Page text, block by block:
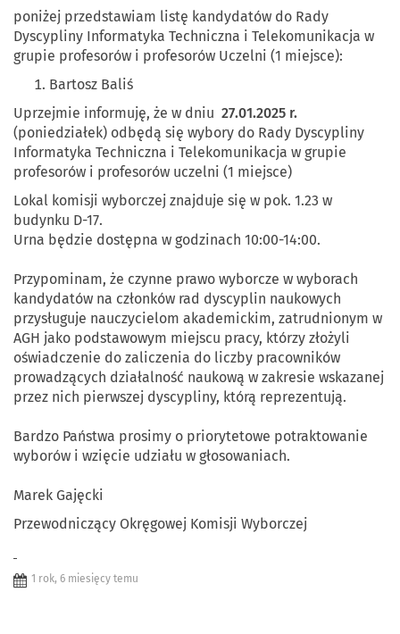
poniżej przedstawiam listę kandydatów do Rady
Dyscypliny Informatyka Techniczna i Telekomunikacja w
grupie profesorów i profesorów Uczelni (1 miejsce):
Bartosz Baliś
Uprzejmie informuję, że w dniu 27.01.2025 r.
(poniedziałek) odbędą się wybory do Rady Dyscypliny
Informatyka Techniczna i Telekomunikacja w grupie
profesorów i profesorów uczelni (1 miejsce)
Lokal komisji wyborczej znajduje się w pok. 1.23 w
budynku D-17.
Urna będzie dostępna w godzinach 10:00-14:00.
Przypominam, że czynne prawo wyborcze w wyborach
kandydatów na członków rad dyscyplin naukowych
przysługuje nauczycielom akademickim, zatrudnionym w
AGH jako podstawowym miejscu pracy, którzy złożyli
oświadczenie do zaliczenia do liczby pracowników
prowadzących działalność naukową w zakresie wskazanej
przez nich pierwszej dyscypliny, którą reprezentują.
Bardzo Państwa prosimy o priorytetowe potraktowanie
wyborów i wzięcie udziału w głosowaniach.
Marek Gajęcki
Przewodniczący Okręgowej Komisji Wyborczej
1 rok, 6 miesięcy temu